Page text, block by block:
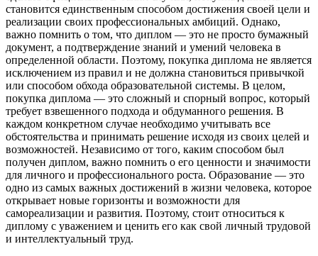
становится единственным способом достижения своей цели и
реализации своих профессиональных амбиций. Однако,
важно помнить о том, что диплом — это не просто бумажный
документ, а подтверждение знаний и умений человека в
определенной области. Поэтому, покупка диплома не является
исключением из правил и не должна становиться привычкой
или способом обхода образовательной системы. В целом,
покупка диплома — это сложный и спорный вопрос, который
требует взвешенного подхода и обдуманного решения. В
каждом конкретном случае необходимо учитывать все
обстоятельства и принимать решение исходя из своих целей и
возможностей. Независимо от того, каким способом был
получен диплом, важно помнить о его ценности и значимости
для личного и профессионального роста. Образование — это
одно из самых важных достижений в жизни человека, которое
открывает новые горизонты и возможности для
самореализации и развития. Поэтому, стоит относиться к
диплому с уважением и ценить его как свой личный трудовой
и интеллектуальный труд.